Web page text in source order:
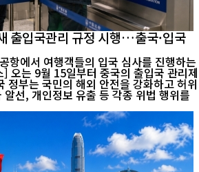
출입국관리 규정 시행…출국·입국
항에서 여행객들의 입국 심사를 진행하는
정부는 국민의 해외 안전을 강화하고 허위
선, 개인정보 유출 등 각종 위법 행위를